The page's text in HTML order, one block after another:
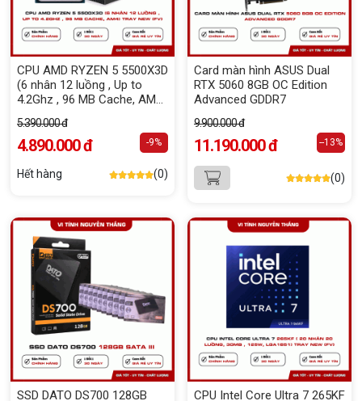
CPU AMD RYZEN 5 5500X3D
(6 nhân 12 luồng , Up to
4.2Ghz , 96 MB Cache, AM4)
5.390.000 đ
4.890.000 đ -9%
Hết hàng (0)
Card màn hình ASUS Dual
RTX 5060 8GB OC Edition
Advanced GDDR7
9.900.000 đ
11.190.000 đ --13%
(0)
SSD DATO DS700 128GB
CPU Intel Core Ultra 7 265KF